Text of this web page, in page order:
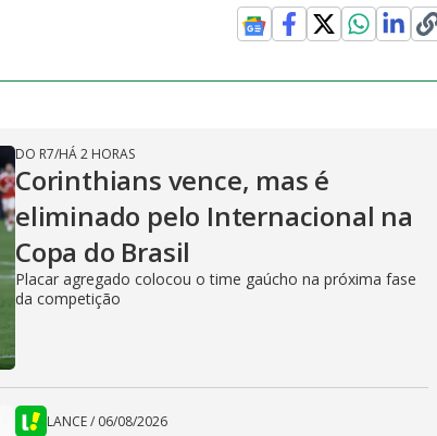
DO R7/HÁ 2 HORAS
Corinthians vence, mas é
eliminado pelo Internacional na
Copa do Brasil
Placar agregado colocou o time gaúcho na próxima fase
da competição
LANCE/ 06/08/2026